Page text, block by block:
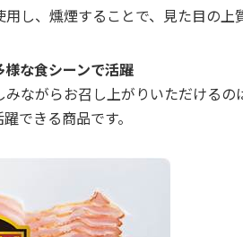
し、燻煙することで、見た目の
な食シーンで活躍
ながらお召し上がりいただける
できる商品です。